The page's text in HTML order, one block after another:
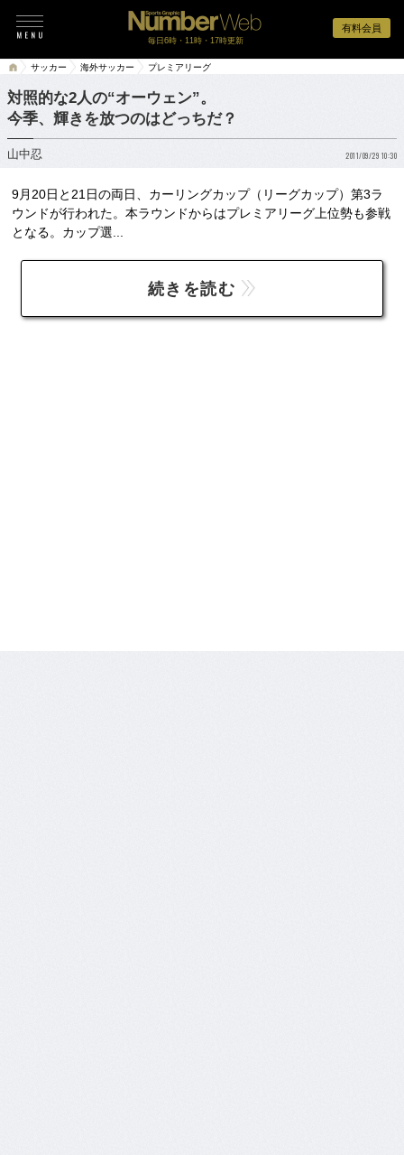
有料会員
毎日6時・11時・17時更新
サッカー 海外サッカー プレミアリーグ
対照的な2人の“オーウェン”。
今季、輝きを放つのはどっちだ？
山中忍 2011/09/29 10:30
9月20日と21日の両日、カーリングカップ（リーグカップ）第3ラ
ウンドが行われた。本ラウンドからはプレミアリーグ上位勢も参戦
となる。カップ選...
続きを読む